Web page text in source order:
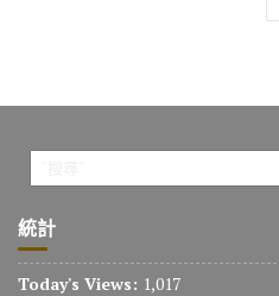
統計
Today's Views: 1,017